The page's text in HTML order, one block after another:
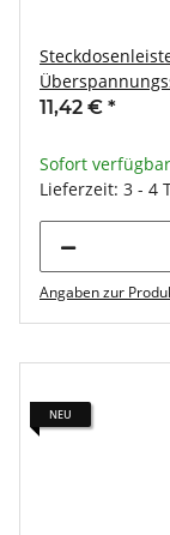
11,42 € *
Sofort verfügbar
Lieferzeit: 3 - 4
Angaben zur
NEU